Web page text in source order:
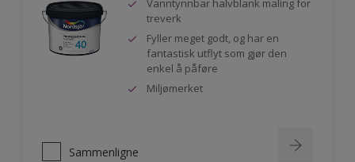
Vanntynnbar halvblank maling for
treverk
Fyller meget godt, og har en
fantastisk utflyt som gjør den
enkel å påføre
Miljømerket
Sammenligne